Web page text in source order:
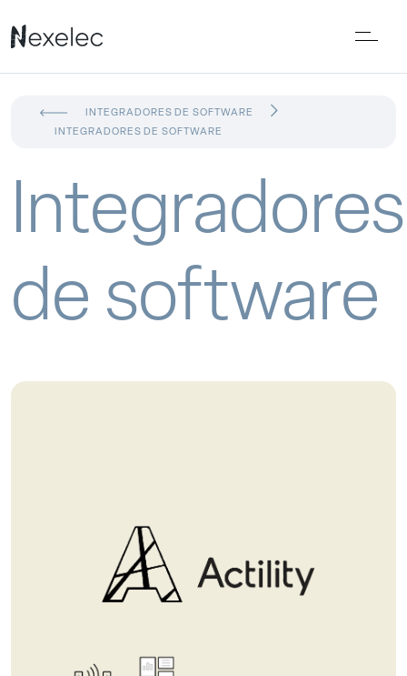
INTEGRADORES DE SOFTWARE
INTEGRADORES DE SOFTWARE
Integradores
de software